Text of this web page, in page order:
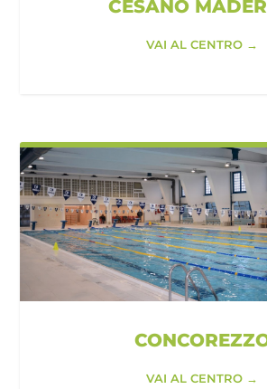
CESANO
VAI AL CENTRO →
VAI AL CENTRO →